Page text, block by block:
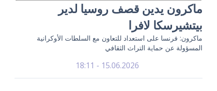
ماكرون يدين قصف روسيا لدير
بيتشيرسكا لافرا
ماكرون: فرنسا على استعداد للتعاون مع السلطات الأوكرانية
المسؤولة عن حماية التراث الثقافي
15.06.2026 - 18:11